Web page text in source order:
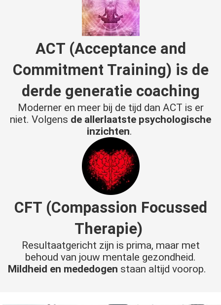
ACT(Acceptance and
Commitment Training) is de
derde generatie coaching
Moderner en meer bij de tijd dan ACT is er
niet. Volgens de allerlaatste psychologische
inzichten.
CFT(Compassion Focussed
Therapie)
Resultaatgericht zijn is prima, maar met
behoud van jouw mentale gezondheid.
Mildheid en mededogen staan altijd voorop.